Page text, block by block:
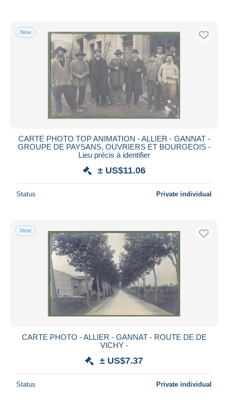
New
CARTE PHOTO TOP ANIMATION - ALLIER - GANNAT -
GROUPE DE PAYSANS, OUVRIERS ET BOURGEOIS -
Lieu précis à identifier
± US$11.06
Status Private individual
New
CARTE PHOTO - ALLIER - GANNAT - ROUTE DE DE
VICHY -
± US$7.37
Status Private individual